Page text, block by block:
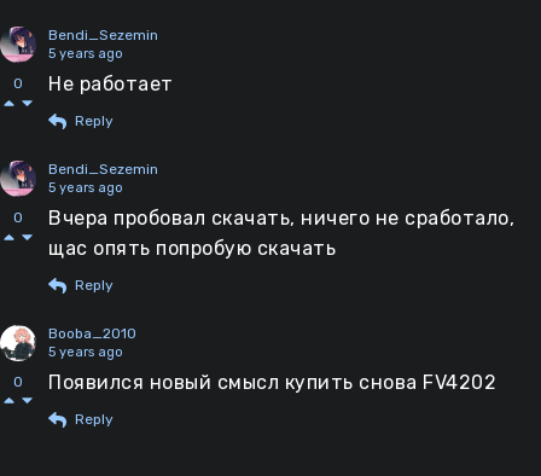
0
Bendi_Sezemin
5 years ago
Не работает
Reply
0
Bendi_Sezemin
5 years ago
Вчера пробовал скачать, ничего не сработало,
щас опять попробую скачать
Reply
0
Booba_2010
5 years ago
Появился новый смысл купить снова FV4202
Reply